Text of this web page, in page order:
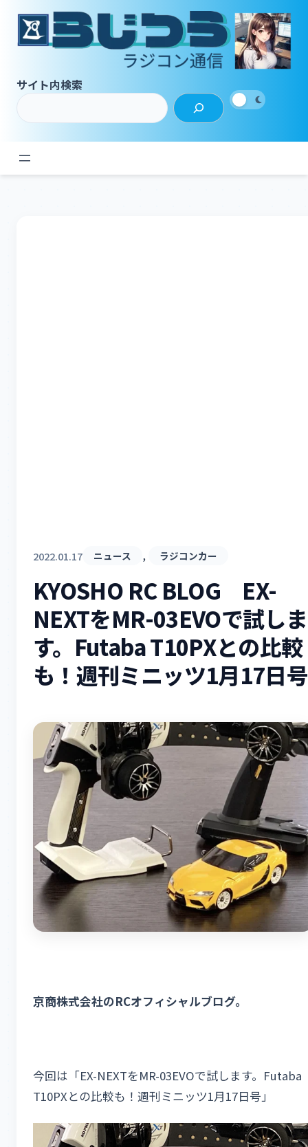
サイト内検索
2022.01.17 ニュース , ラジコンカー
KYOSHO RC BLOG EX-
NEXTをMR-03EVOで試しま
す。Futaba T10PXとの比較
も！週刊ミニッツ1月17日号
京商株式会社のRCオフィシャルブログ。
今回は「EX-NEXTをMR-03EVOで試します。Futaba
T10PXとの比較も！週刊ミニッツ1月17日号」